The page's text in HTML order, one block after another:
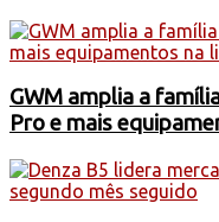
GWM amplia a
Pro e mais